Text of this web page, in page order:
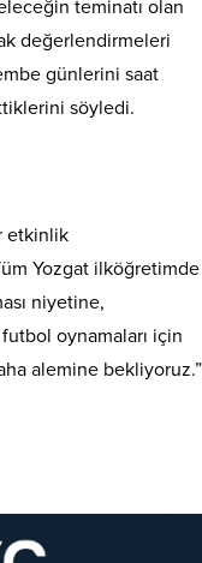
teminatı olan
değerlendirmeleri
günlerini saat
söyledi.
etkinlik
Yozgat ilköğretimde
niyetine,
oynamaları için
alemine bekliyoruz.”